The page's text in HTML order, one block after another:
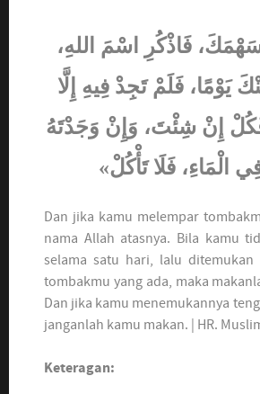
فَاذْكُرِ اسْمَ اللهِ،
يَوْمًا، فَلَمْ تَجِدْ فِيهِ إِلَّا
إِنْ شِئْتَ، وَإِنْ وَجَدْتَهُ
الْمَاءِ، فَلَا تَأْكُلْ»
Dan jika kamu melempar
nama Allah atasnya. Bila kamu
selama satu hari, lalu ditemukan
tombakmu yang ada, maka
Dan jika kamu menemukannya
janganlah kamu makan. | HR.
Keteragan: